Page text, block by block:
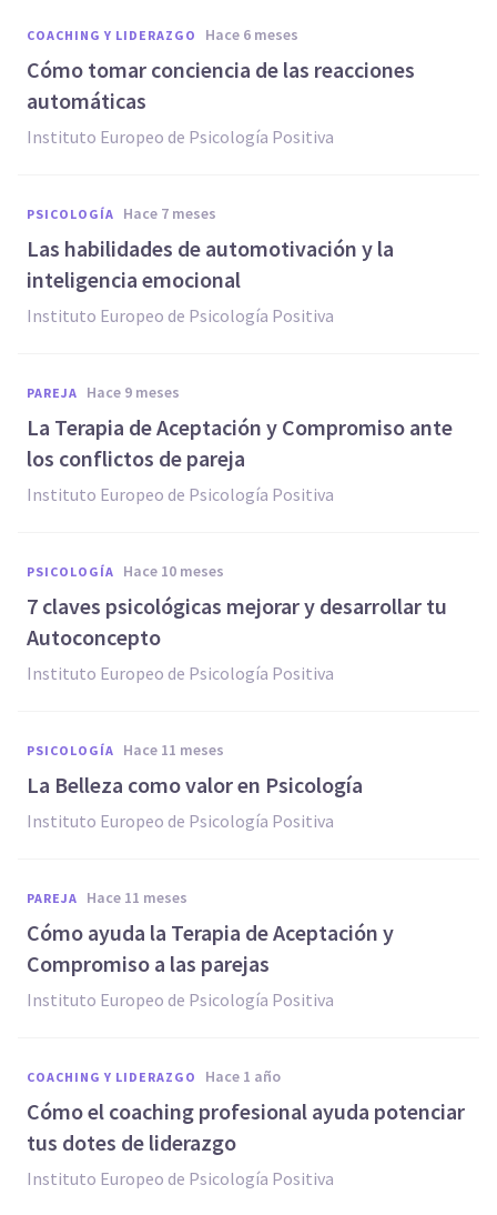
COACHING Y LIDERAZGO hace 6 meses
Cómo tomar conciencia de las reacciones
automáticas
Instituto Europeo de Psicología Positiva
PSICOLOGÍA hace 7 meses
Las habilidades de automotivación y la
inteligencia emocional
Instituto Europeo de Psicología Positiva
PAREJA hace 9 meses
La Terapia de Aceptación y Compromiso ante
los conflictos de pareja
Instituto Europeo de Psicología Positiva
PSICOLOGÍA hace 10 meses
7 claves psicológicas mejorar y desarrollar tu
Autoconcepto
Instituto Europeo de Psicología Positiva
PSICOLOGÍA hace 11 meses
La Belleza como valor en Psicología
Instituto Europeo de Psicología Positiva
PAREJA hace 11 meses
Cómo ayuda la Terapia de Aceptación y
Compromiso a las parejas
Instituto Europeo de Psicología Positiva
COACHING Y LIDERAZGO hace 1 año
Cómo el coaching profesional ayuda potenciar
tus dotes de liderazgo
Instituto Europeo de Psicología Positiva